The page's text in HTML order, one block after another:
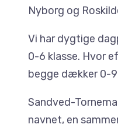
Nyborg og
Vi har dygtige
0-6 klasse. Hvor
begge dækker 0-9
Sandved-
navnet, en